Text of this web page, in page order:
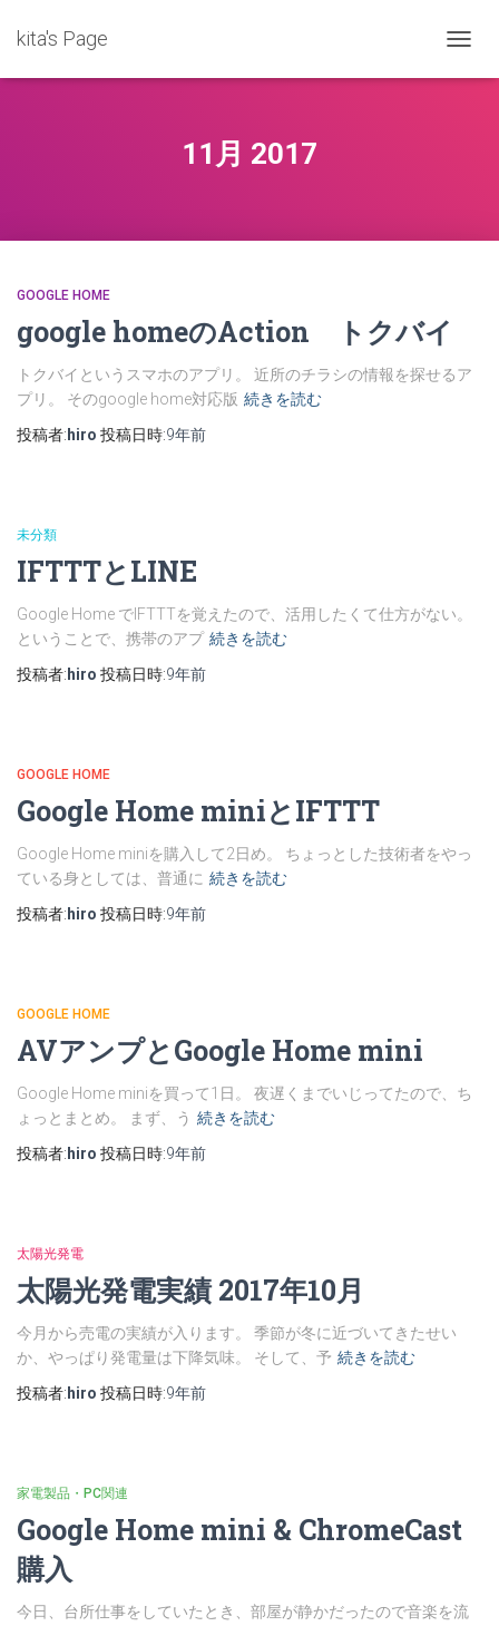
kita's Page
ビ
11月 2017
GOOGLE HOME
google homeのAction トクバイ
トクバイというスマホのアプリ。 近所のチラシの情報を探せるア
プリ。 そのgoogle home対応版 続きを読む
投稿者: hiro 投稿日時:9年前
未分類
IFTTTとLINE
Google Home でIFTTTを覚えたので、活用したくて仕方がない。
ということで、携帯のアプ 続きを読む
投稿者: hiro 投稿日時:9年前
GOOGLE HOME
Google Home miniとIFTTT
Google Home miniを購入して2日め。 ちょっとした技術者をやっ
ている身としては、普通に 続きを読む
投稿者: hiro 投稿日時:9年前
GOOGLE HOME
AVアンプとGoogle Home mini
Google Home miniを買って1日。 夜遅くまでいじってたので、ち
ょっとまとめ。 まず、う 続きを読む
投稿者: hiro 投稿日時:9年前
太陽光発電
太陽光発電実績 2017年10月
今月から売電の実績が入ります。 季節が冬に近づいてきたせい
か、やっぱり発電量は下降気味。 そして、予 続きを読む
投稿者: hiro 投稿日時:9年前
家電製品・PC関連
Google Home mini & ChromeCast
購入
今日、台所仕事をしていたとき、部屋が静かだったので音楽を流